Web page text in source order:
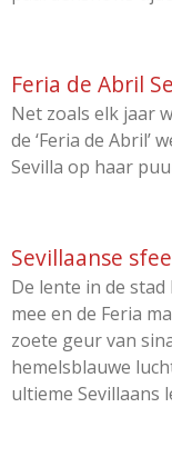
Feria de Abril
Net zoals elk jaar
de ‘Feria de Abril’
Sevilla op haar
Sevillaanse
De lente in de
mee en de Feria
zoete geur van
hemelsblauwe
ultieme Sevillaans